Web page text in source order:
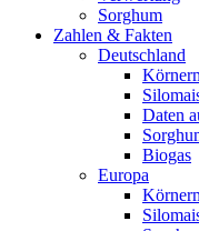
Sorghum
Zahlen & Fakten
Deutschland
Daten
Biogas
Europa